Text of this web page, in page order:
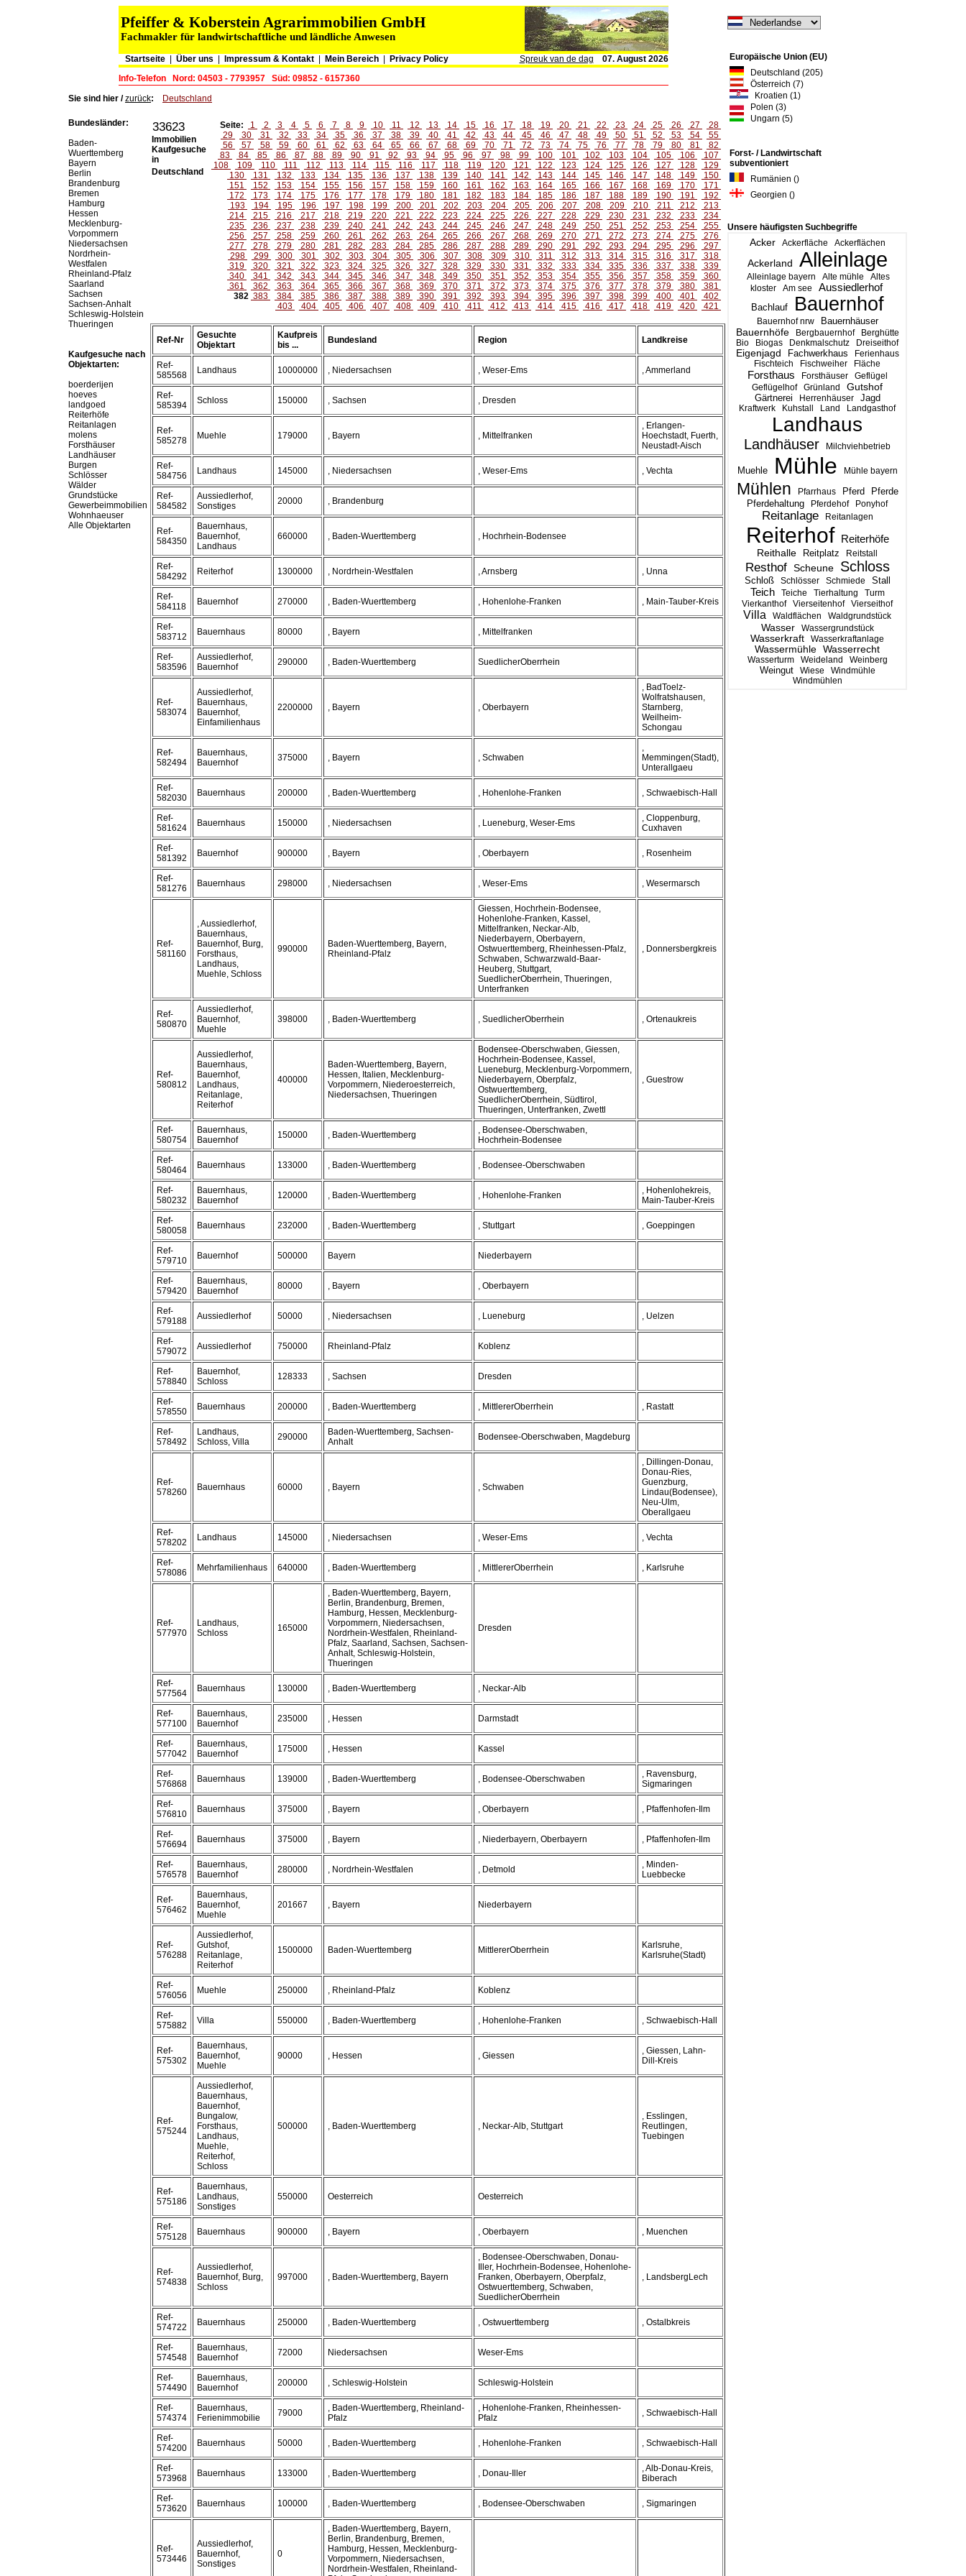
Pfeiffer & Koberstein Agrarimmobilien GmbH
Fachmakler für landwirtschaftliche und ländliche Anwesen
Startseite| Über uns Impressum & Kontakt| Mein Bereich Privacy Policy Spreuk van de dag
07. August 2026
Info-Telefon
Nord: 04503 - 7793957 Süd: 09852 - 6157360
Europäische Union (EU)
Deutschland (205)
Österreich (7)
Kroatien (1)
Polen (3)
Ungarn (5)
Forst- / Landwirtschaft
subventioniert
Rumänien ()
Georgien ()
Unsere häufigsten Suchbegriffe
Acker Ackerfläche Ackerflächen
Ackerland Alleinlage
Alleinlage bayern Alte mühle
Altes
kloster
Am see Aussiedlerhof
Bachlauf Bauernhof
Bauernhof nrw Bauernhäuser
Bauernhöfe Bergbauernhof
Berghütte
Bio
Biogas Denkmalschutz Dreiseithof
Eigenjagd Fachwerkhaus
Ferienhaus
Fischteich
Fischweiher Fläche
Forsthaus Forsthäuser
Geflügel
Geflügelhof
Grünland
Gutshof
Gärtnerei
Herrenhäuser Jagd
Kraftwerk Kuhstall Land Landgasthof
Landhaus
Landhäuser Milchviehbetrieb
Muehle Mühle Mühle bayern
Mühlen Pfarrhaus Pferd Pferde
Pferdehaltung Pferdehof Ponyhof
Reitanlage Reitanlagen
Reiterhof Reiterhöfe
Reithalle Reitplatz Reitstall
Resthof Scheune Schloss
Schloß Schlösser Schmiede Stall
Teich Teiche Tierhaltung
Turm
Vierkanthof
Vierseitenhof Vierseithof
Villa Waldflächen Waldgrundstück
Wasser Wassergrundstück
Wasserkraft Wasserkraftanlage
Wassermühle Wasserrecht
Wasserturm Weideland Weinberg
Weingut Wiese
Windmühle
Windmühlen
Sie sind hier /zurück: Deutschland
Bundesländer:
Baden-
Wuerttemberg
Bayern
Berlin
Brandenburg
Bremen
Hamburg
Hessen
Mecklenburg-
Vorpommern
Niedersachsen
Nordrhein-
Westfalen
Rheinland-Pfalz
Saarland
Sachsen
Sachsen-Anhalt
Schleswig-Holstein
Thueringen
Kaufgesuche nach
Objektarten:
boerderijen
hoeves
landgoed
Reiterhöfe
Reitanlagen
molens
Forsthäuser
Landhäuser
Burgen
Schlösser
Wälder
Grundstücke
Gewerbeimmobilien
Wohnhaeuser
Alle Objektarten
33623
Immobilien
Kaufgesuche
in
Deutschland
Seite: 1 2 3 4 5 6 7 8 9 10 11 12 13 14 15 16 17 18 19 20 21 22 23 24 25 26 27
28
29
30 31 32 33 34 35 36 37 38 39 40 41 42 43 44 45 46 47 48 49 50 51 52 53 54
55
56
57 58 59 60 61 62 63 64 65 66 67 68 69 70 71 72 73 74 75 76 77 78 79 80 81
82
83
84 85 86 87 88 89 90 91 92 93 94 95 96 97 98 99 100 101 102 103 104 105 106
107
108
109 110 111 112 113 114 115 116 117 118 119 120 121 122 123 124 125 126 127 128
129
130
131 132 133 134 135 136 137 138 139 140 141 142 143 144 145 146 147 148 149
150
151
152 153 154 155 156 157 158 159 160 161 162 163 164 165 166 167 168 169 170
171
172
173 174 175 176 177 178 179 180 181 182 183 184 185 186 187 188 189 190 191
192
193
194 195 196 197 198 199 200 201 202 203 204 205 206 207 208 209 210 211 212
213
214
215 216 217 218 219 220 221 222 223 224 225 226 227 228 229 230 231 232 233
234
235
236 237 238 239 240 241 242 243 244 245 246 247 248 249 250 251 252 253 254
255
256
257 258 259 260 261 262 263 264 265 266 267 268 269 270 271 272 273 274 275
276
277
278 279 280 281 282 283 284 285 286 287 288 289 290 291 292 293 294 295 296
297
298
299 300 301 302 303 304 305 306 307 308 309 310 311 312 313 314 315 316 317
318
319
320 321 322 323 324 325 326 327 328 329 330 331 332 333 334 335 336 337 338
339
340
341 342 343 344 345 346 347 348 349 350 351 352 353 354 355 356 357 358 359
360
361
362 363 364 365 366 367 368 369 370 371 372 373 374 375 376 377 378 379 380
381
382 383 384 385 386 387 388 389 390 391 392 393 394 395 396 397 398 399 400 401
402
403
404 405 406 407 408 409 410 411 412 413 414 415 416 417 418 419 420 421
Ref-Nr
Gesuchte
Objektart
Kaufpreis
bis ...
Bundesland Region Landkreise
Ref-
585568
Landhaus 10000000 , Niedersachsen , Weser-Ems , Ammerland
Ref-
585394
Schloss 150000 , Sachsen , Dresden
Ref-
585278
Muehle 179000 , Bayern , Mittelfranken
, Erlangen-
Hoechstadt, Fuerth,
Neustadt-Aisch
Ref-
584756
Landhaus 145000 , Niedersachsen , Weser-Ems , Vechta
Ref-
584582
Aussiedlerhof,
Sonstiges
20000 , Brandenburg
Ref-
584350
Bauernhaus,
Bauernhof,
Landhaus
660000 , Baden-Wuerttemberg , Hochrhein-Bodensee
Ref-
584292
Reiterhof 1300000 , Nordrhein-Westfalen , Arnsberg , Unna
Ref-
584118
Bauernhof 270000 , Baden-Wuerttemberg , Hohenlohe-Franken , Main-Tauber-Kreis
Ref-
583712
Bauernhaus 80000 , Bayern , Mittelfranken
Ref-
583596
Aussiedlerhof,
Bauernhof
290000 , Baden-Wuerttemberg SuedlicherOberrhein
Ref-
583074
Aussiedlerhof,
Bauernhaus,
Bauernhof,
Einfamilienhaus
2200000 , Bayern , Oberbayern
, BadToelz-
Wolfratshausen,
Starnberg,
Weilheim-
Schongau
Ref-
582494
Bauernhaus,
Bauernhof
375000 , Bayern , Schwaben
,
Memmingen(Stadt),
Unterallgaeu
Ref-
582030
Bauernhaus 200000 , Baden-Wuerttemberg , Hohenlohe-Franken , Schwaebisch-Hall
Ref-
581624
Bauernhaus 150000 , Niedersachsen , Lueneburg, Weser-Ems
, Cloppenburg,
Cuxhaven
Ref-
581392
Bauernhof 900000 , Bayern , Oberbayern , Rosenheim
Ref-
581276
Bauernhaus 298000 , Niedersachsen , Weser-Ems , Wesermarsch
Ref-
581160
, Aussiedlerhof,
Bauernhaus,
Bauernhof, Burg,
Forsthaus,
Landhaus,
Muehle, Schloss
990000
Baden-Wuerttemberg, Bayern,
Rheinland-Pfalz
Giessen, Hochrhein-Bodensee,
Hohenlohe-Franken, Kassel,
Mittelfranken, Neckar-Alb,
Niederbayern, Oberbayern,
Ostwuerttemberg, Rheinhessen-Pfalz,
Schwaben, Schwarzwald-Baar-
Heuberg, Stuttgart,
SuedlicherOberrhein, Thueringen,
Unterfranken
, Donnersbergkreis
Ref-
580870
Aussiedlerhof,
Bauernhof,
Muehle
398000 , Baden-Wuerttemberg , SuedlicherOberrhein , Ortenaukreis
Ref-
580812
Aussiedlerhof,
Bauernhaus,
Bauernhof,
Landhaus,
Reitanlage,
Reiterhof
400000
Baden-Wuerttemberg, Bayern,
Hessen, Italien, Mecklenburg-
Vorpommern, Niederoesterreich,
Niedersachsen, Thueringen
Bodensee-Oberschwaben, Giessen,
Hochrhein-Bodensee, Kassel,
Lueneburg, Mecklenburg-Vorpommern,
Niederbayern, Oberpfalz,
Ostwuerttemberg,
SuedlicherOberrhein, Südtirol,
Thueringen, Unterfranken, Zwettl
, Guestrow
Ref-
580754
Bauernhaus,
Bauernhof
150000 , Baden-Wuerttemberg
, Bodensee-Oberschwaben,
Hochrhein-Bodensee
Ref-
580464
Bauernhaus 133000 , Baden-Wuerttemberg , Bodensee-Oberschwaben
Ref-
580232
Bauernhaus,
Bauernhof
120000 , Baden-Wuerttemberg , Hohenlohe-Franken
, Hohenlohekreis,
Main-Tauber-Kreis
Ref-
580058
Bauernhaus 232000 , Baden-Wuerttemberg , Stuttgart , Goeppingen
Ref-
579710
Bauernhof 500000 Bayern Niederbayern
Ref-
579420
Bauernhaus,
Bauernhof
80000 , Bayern , Oberbayern
Ref-
579188
Aussiedlerhof 50000 , Niedersachsen , Lueneburg , Uelzen
Ref-
579072
Aussiedlerhof 750000 Rheinland-Pfalz Koblenz
Ref-
578840
Bauernhof,
Schloss
128333 , Sachsen Dresden
Ref-
578550
Bauernhaus 200000 , Baden-Wuerttemberg , MittlererOberrhein , Rastatt
Ref-
578492
Landhaus,
Schloss, Villa
290000
Baden-Wuerttemberg, Sachsen-
Anhalt
Bodensee-Oberschwaben, Magdeburg
Ref-
578260
Bauernhaus 60000 , Bayern , Schwaben
, Dillingen-Donau,
Donau-Ries,
Guenzburg,
Lindau(Bodensee),
Neu-Ulm,
Oberallgaeu
Ref-
578202
Landhaus 145000 , Niedersachsen , Weser-Ems , Vechta
Ref-
578086
Mehrfamilienhaus 640000 , Baden-Wuerttemberg , MittlererOberrhein , Karlsruhe
Ref-
577970
Landhaus,
Schloss
165000
, Baden-Wuerttemberg, Bayern,
Berlin, Brandenburg, Bremen,
Hamburg, Hessen, Mecklenburg-
Vorpommern, Niedersachsen,
Nordrhein-Westfalen, Rheinland-
Pfalz, Saarland, Sachsen, Sachsen-
Anhalt, Schleswig-Holstein,
Thueringen
Dresden
Ref-
577564
Bauernhaus 130000 , Baden-Wuerttemberg , Neckar-Alb
Ref-
577100
Bauernhaus,
Bauernhof
235000 , Hessen Darmstadt
Ref-
577042
Bauernhaus,
Bauernhof
175000 , Hessen Kassel
Ref-
576868
Bauernhaus 139000 , Baden-Wuerttemberg , Bodensee-Oberschwaben
, Ravensburg,
Sigmaringen
Ref-
576810
Bauernhaus 375000 , Bayern , Oberbayern , Pfaffenhofen-Ilm
Ref-
576694
Bauernhaus 375000 , Bayern , Niederbayern, Oberbayern , Pfaffenhofen-Ilm
Ref-
576578
Bauernhaus,
Bauernhof
280000 , Nordrhein-Westfalen , Detmold
, Minden-
Luebbecke
Ref-
576462
Bauernhaus,
Bauernhof,
Muehle
201667 , Bayern Niederbayern
Ref-
576288
Aussiedlerhof,
Gutshof,
Reitanlage,
Reiterhof
1500000 Baden-Wuerttemberg MittlererOberrhein
Karlsruhe,
Karlsruhe(Stadt)
Ref-
576056
Muehle 250000 , Rheinland-Pfalz Koblenz
Ref-
575882
Villa 550000 , Baden-Wuerttemberg , Hohenlohe-Franken , Schwaebisch-Hall
Ref-
575302
Bauernhaus,
Bauernhof,
Muehle
90000 , Hessen , Giessen
, Giessen, Lahn-
Dill-Kreis
Ref-
575244
Aussiedlerhof,
Bauernhaus,
Bauernhof,
Bungalow,
Forsthaus,
Landhaus,
Muehle,
Reiterhof,
Schloss
500000 , Baden-Wuerttemberg , Neckar-Alb, Stuttgart
, Esslingen,
Reutlingen,
Tuebingen
Ref-
575186
Bauernhaus,
Landhaus,
Sonstiges
550000 Oesterreich Oesterreich
Ref-
575128
Bauernhaus 900000 , Bayern , Oberbayern , Muenchen
Ref-
574838
Aussiedlerhof,
Bauernhof, Burg,
Schloss
997000 , Baden-Wuerttemberg, Bayern
, Bodensee-Oberschwaben, Donau-
Iller, Hochrhein-Bodensee, Hohenlohe-
Franken, Oberbayern, Oberpfalz,
Ostwuerttemberg, Schwaben,
SuedlicherOberrhein
, LandsbergLech
Ref-
574722
Bauernhaus 250000 , Baden-Wuerttemberg , Ostwuerttemberg , Ostalbkreis
Ref-
574548
Bauernhaus,
Bauernhof
72000 Niedersachsen Weser-Ems
Ref-
574490
Bauernhaus,
Bauernhof
200000 , Schleswig-Holstein Schleswig-Holstein
Ref-
574374
Bauernhaus,
Ferienimmobilie
79000
, Baden-Wuerttemberg, Rheinland-
Pfalz
, Hohenlohe-Franken, Rheinhessen-
Pfalz
, Schwaebisch-Hall
Ref-
574200
Bauernhaus 50000 , Baden-Wuerttemberg , Hohenlohe-Franken , Schwaebisch-Hall
Ref-
573968
Bauernhaus 133000 , Baden-Wuerttemberg , Donau-Iller
, Alb-Donau-Kreis,
Biberach
Ref-
573620
Bauernhaus 100000 , Baden-Wuerttemberg , Bodensee-Oberschwaben , Sigmaringen
Ref-
573446
Aussiedlerhof,
Bauernhof,
Sonstiges
0
, Baden-Wuerttemberg, Bayern,
Berlin, Brandenburg, Bremen,
Hamburg, Hessen, Mecklenburg-
Vorpommern, Niedersachsen,
Nordrhein-Westfalen, Rheinland-